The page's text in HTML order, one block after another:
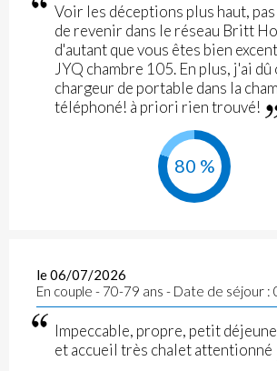
Voir les déceptions plus haut,
de revenir dans le réseau Britt
d'autant que vous êtes bien
JYQ chambre 105. En plus, j'ai
chargeur de portable dans la
téléphoné! à priori rien trouvé!
80 %
le 06/07/2026
En couple - 70-79 ans - Date de séjour
Impeccable, propre, petit
et accueil très chalet attentionné